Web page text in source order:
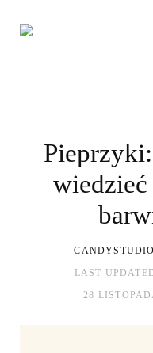
wiedzieć
LAST
28